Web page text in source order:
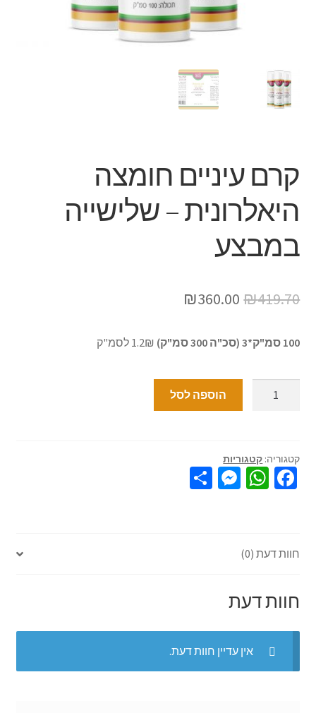
קרם עיניים חומצה
היאלרונית – שלישייה
במבצע
₪419.70
₪360.00
100 סמ"ק*3 (סכ"ה 300 סמ"ק)
הוספה לסל
קטגוריה: קטגוריות
Fa
o
k
W
sA
p
p
M
S
חוות דעת (0)
חוות דעת
אין עדיין חוות דעת.